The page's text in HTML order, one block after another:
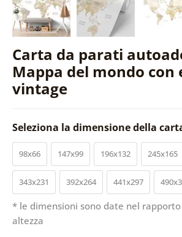
Carta da parati
Mappa del mondo con
vintage
Seleziona la dimensione della
98x66 147x99 196x132 245x165
343x231 392x264 441x297
* le dimensioni sono date nel rapporto
altezza